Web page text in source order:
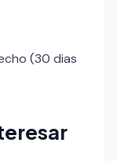
(30 dias